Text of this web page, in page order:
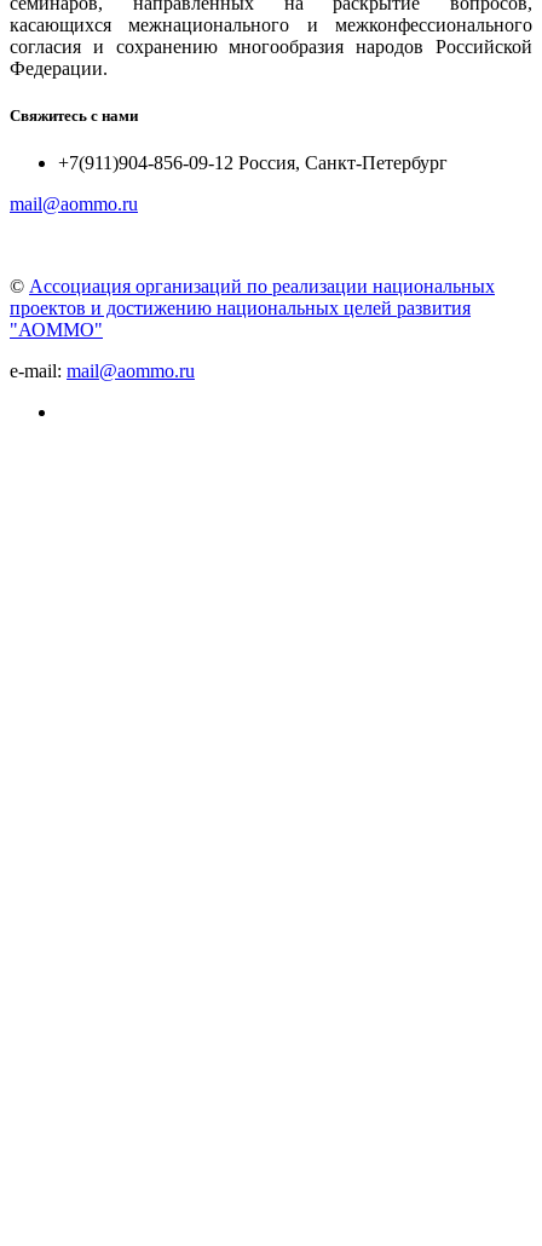
касающихся межнационального и межконфессионального
согласия и сохранению многообразия народов Российской
Федерации.
Свяжитесь с нами
+7(911)904-856-09-12 Россия, Санкт-Петербург
mail@aommo.ru
© Ассоциация организаций по реализации национальных
проектов и достижению национальных целей развития
"АОММО"
e-mail: mail@aommo.ru